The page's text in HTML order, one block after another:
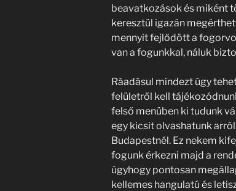
beavatkozások és miként
keresztül igazán
mennyit fejlődött a
van a fogunkkal, náluk
Ráadásul mindezt úgy
felületről kell
felső menüben ki tudunk
egy kicsit olvashatunk
Budapestnél. Ez nekem
fogunk érkezni majd a
úgyhogy pontosan
kellemes hangulatú és